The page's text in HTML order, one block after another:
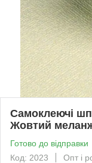
Самоклеючі
Жовтий
Готово до відправки
Код: 2023
Опт і